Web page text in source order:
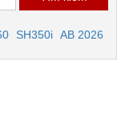
SH350i AB 2026